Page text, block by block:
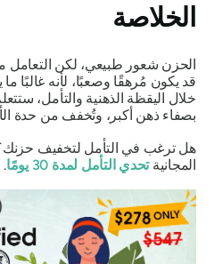
الخلاصة
الحزن شعور طبيعي، لكن التعامل
قد يكون مُرهقًا وصعبًا، لأنه غالبًا
خلال اليقظة الذهنية والتأمل،
بصفاء ذهن أكبر، وتُخفف من حدة
هل ترغب في التأمل لتخفيف حزنك؟
المجانيةتحدي التأمل لمدة 30 يومًا .